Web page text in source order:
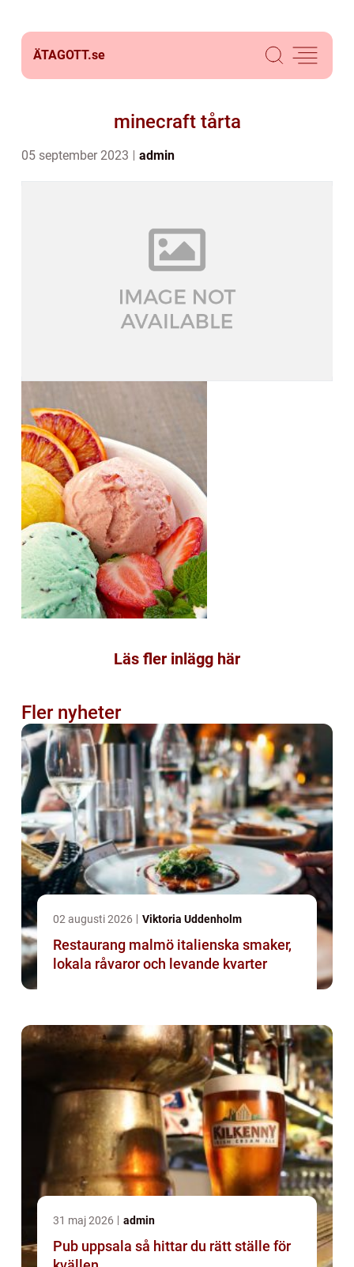
ÄTAGOTT.se
minecraft tårta
05 september 2023 admin
Läs fler inlägg här
Fler nyheter
02 augusti 2026 Viktoria Uddenholm
Restaurang malmö italienska smaker,
lokala råvaror och levande kvarter
31 maj 2026 admin
Pub uppsala så hittar du rätt ställe för